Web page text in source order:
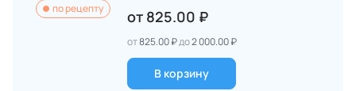
по рецепту от 825.00 ₽
от825.00 ₽до2 000.00 ₽
В корзину